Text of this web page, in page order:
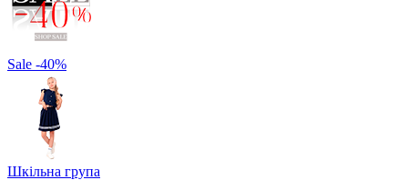
Sale -40%
Шкільна група